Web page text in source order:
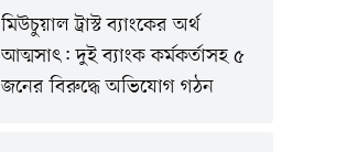
মিউচুয়াল ট্রাস্ট ব্যাংকের অর্থ
আত্মসাৎ: দুই ব্যাংক কর্মকর্তাসহ ৫
জনের বিরুদ্ধে অভিযোগ গঠন